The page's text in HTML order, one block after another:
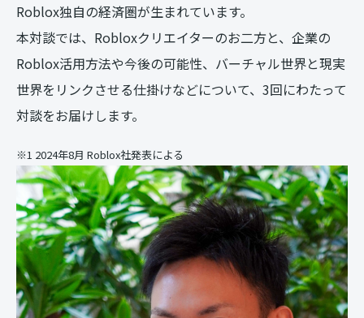
Roblox独自の経済圏が生まれています。
本対談では、Robloxクリエイターのお二方と、企業の
Roblox活用方法や今後の可能性、バーチャル世界と現実
世界をリンクさせる仕掛けなどについて、3回にわたって
対談をお届けします。
※1 2024年8月 Roblox社発表による